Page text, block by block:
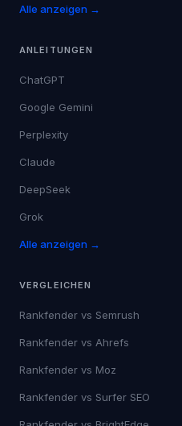
Alle anzeigen →
ANLEITUNGEN
ChatGPT
Google Gemini
Perplexity
Claude
DeepSeek
Grok
Alle anzeigen →
VERGLEICHEN
Rankfender vs Semrush
Rankfender vs Ahrefs
Rankfender vs Moz
Rankfender vs Surfer SEO